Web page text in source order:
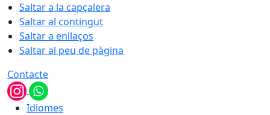
Saltar a la capçalera
Saltar al contingut
Saltar a enllaços
Saltar al peu de pàgina
Contacte
Idiomes